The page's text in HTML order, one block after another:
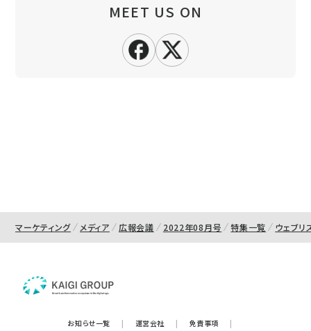
MEET US ON
マーケティング メディア 広報会議 2022年08月号 特集一覧 ウェブリ
お知らせ一覧 | 運営会社 | 免責事項
|